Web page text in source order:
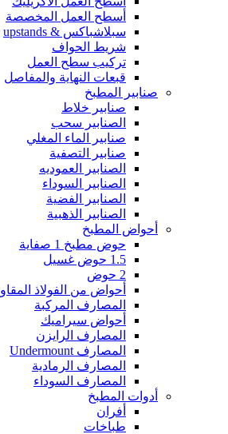
أسطح العمل المخصصة
سبلاشباكس & upstands
شريط الحواف
تركيب سطح العمل
قبعات النهاية والمفاصل
صنابير المطبخ
صنابير خلاط
الصنابير سحب
صنابير الماء المغلي
صنابير التصفية
الصنابير العموديه
الصنابير السوداء
الصنابير الفضية
الصنابير الذهبية
أحواض المطبخ
حوض مطبخ 1 صفاية
1.5 حوض غسيل
2 حوض
أحواض من الفولاذ
المصارف المركبة
أحواض سيراميك
المصارف الرايزن
المصارف Undermount
المصارف الرمادية
المصارف السوداء
أدوات المطبخ
أفران
طباخات